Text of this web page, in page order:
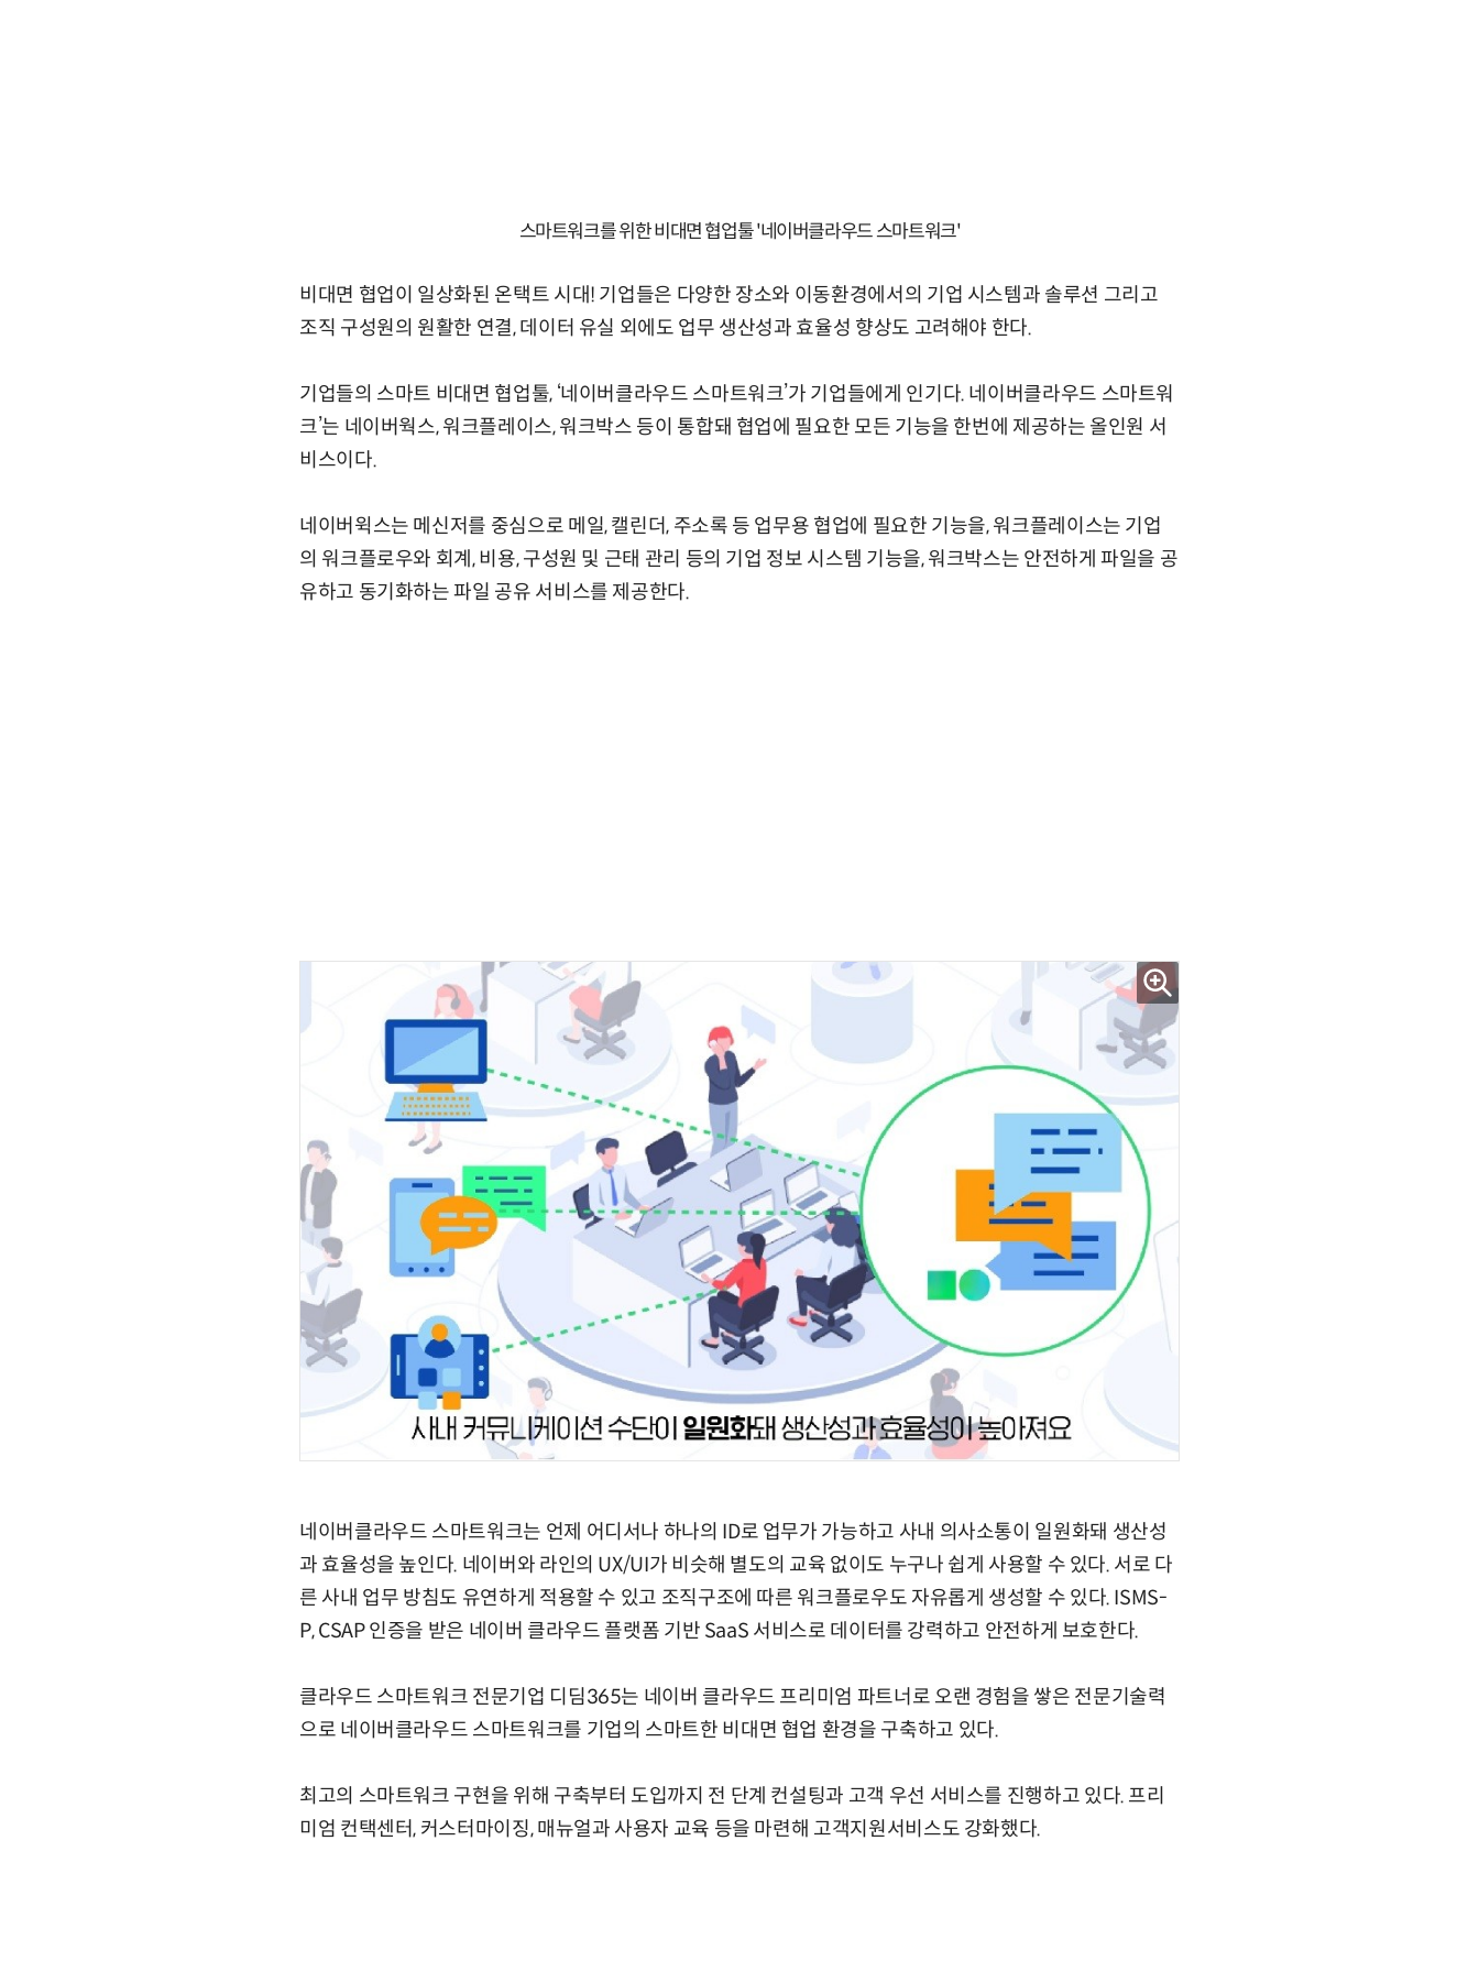
스마트워크를 위한 비대면 협업툴 '네이버클라우드 스마트워크'
비대면 협업이 일상화된 온택트 시대! 기업들은 다양한 장소와 이동환경에서의 기업 시스템과 솔루션 그리고
조직 구성원의 원활한 연결, 데이터 유실 외에도 업무 생산성과 효율성 향상도 고려해야 한다.
기업들의 스마트 비대면 협업툴, ‘네이버클라우드 스마트워크’가 기업들에게 인기다. 네이버클라우드 스마트워
크’는 네이버웍스, 워크플레이스, 워크박스 등이 통합돼 협업에 필요한 모든 기능을 한번에 제공하는 올인원 서
비스이다.
네이버윅스는 메신저를 중심으로 메일, 캘린더, 주소록 등 업무용 협업에 필요한 기능을, 워크플레이스는 기업
의 워크플로우와 회계, 비용, 구성원 및 근태 관리 등의 기업 정보 시스템 기능을, 워크박스는 안전하게 파일을 공
유하고 동기화하는 파일 공유 서비스를 제공한다.
네이버클라우드 스마트워크는 언제 어디서나 하나의 ID로 업무가 가능하고 사내 의사소통이 일원화돼 생산성
과 효율성을 높인다. 네이버와 라인의 UX/UI가 비슷해 별도의 교육 없이도 누구나 쉽게 사용할 수 있다. 서로 다
른 사내 업무 방침도 유연하게 적용할 수 있고 조직구조에 따른 워크플로우도 자유롭게 생성할 수 있다. ISMS-
P, CSAP 인증을 받은 네이버 클라우드 플랫폼 기반 SaaS 서비스로 데이터를 강력하고 안전하게 보호한다.
클라우드 스마트워크 전문기업 디딤365는 네이버 클라우드 프리미엄 파트너로 오랜 경험을 쌓은 전문기술력
으로 네이버클라우드 스마트워크를 기업의 스마트한 비대면 협업 환경을 구축하고 있다.
최고의 스마트워크 구현을 위해 구축부터 도입까지 전 단계 컨설팅과 고객 우선 서비스를 진행하고 있다. 프리
미엄 컨택센터, 커스터마이징, 매뉴얼과 사용자 교육 등을 마련해 고객지원서비스도 강화했다.